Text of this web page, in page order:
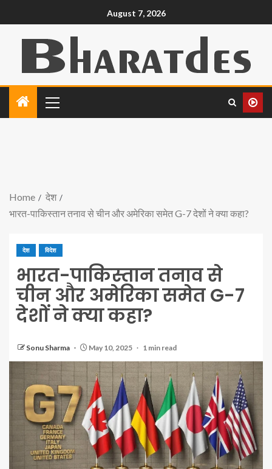
August 7, 2026
Home
देश
भारत-पाकिस्तान तनाव से चीन और अमेरिका समेत G-7 देशों ने क्या कहा?
देश विदेश
भारत-पाकिस्तान तनाव से
चीन और अमेरिका समेत G-7
देशों ने क्या कहा?
Sonu Sharma May 10, 2025 1 min read